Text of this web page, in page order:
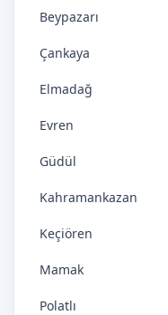
Beypazarı
Çankaya
Elmadağ
Evren
Güdül
Kahramankazan
Keçiören
Mamak
Polatlı